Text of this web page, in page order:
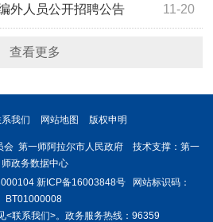
单公示 11-20
外人员公开招聘公告
查看更多
我们 网站地图 版权申明
会 第一师阿拉尔市人民政府 技术支撑：第一
师政务数据中心
新ICP备16003848号网站标识码：
BT01000008
<联系我们>。政务服务热线：96359